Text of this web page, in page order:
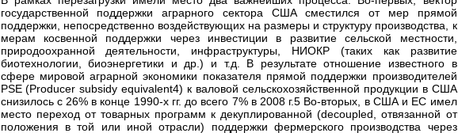
государственной поддержки аграрного сектора США сместился от мер прямой
поддержки, непосредственно воздействующих на размеры и структуру производства, к
мерам косвенной поддержки через инвестиции в развитие сельской местности,
природоохранной деятельности, инфраструктуры, НИОКР (таких как развитие
биотехнологии, биоэнергетики и др.) и т.д. В результате отношение известного в
сфере мировой аграрной экономики показателя прямой поддержки производителей
PSE (Producer subsidy equivalent4) к валовой сельскохозяйственной продукции в США
снизилось с 26% в конце 1990-х гг. до всего 7% в 2008 г.5 Во-вторых, в США и ЕС имел
место переход от товарных программ к декуплированной (decoupled, отвязанной от
положения в той или иной отрасли) поддержки фермерского производства через